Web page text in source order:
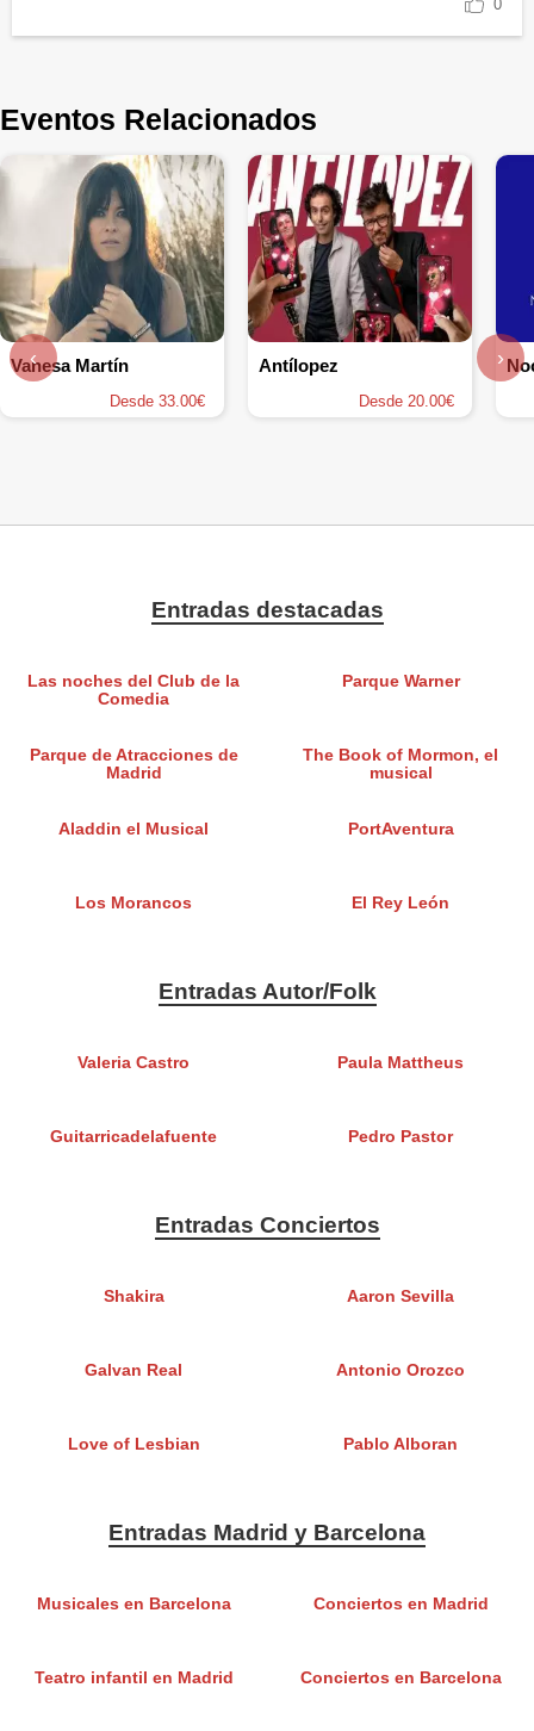
0
Eventos Relacionados
Vanesa Martín
Desde 33.00€
Antílopez
Desde 20.00€
‹ ›
Entradas destacadas
Las noches del Club de la
Comedia
Parque Warner
Parque de Atracciones de
Madrid
The Book of Mormon, el
musical
Aladdin el Musical PortAventura
Los Morancos El Rey León
Entradas Autor/Folk
Valeria Castro Paula Mattheus
Guitarricadelafuente Pedro Pastor
Entradas Conciertos
Shakira Aaron Sevilla
Galvan Real Antonio Orozco
Love of Lesbian Pablo Alboran
Entradas Madrid y Barcelona
Musicales en Barcelona Conciertos en Madrid
Teatro infantil en Madrid Conciertos en Barcelona